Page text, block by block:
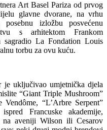
Art Basel Pariza od prvog
glavne dvorane, na vrhu
posebnu izložbu posvećenu
s arhitektom Frankom
La Fondation Louis
torbu za ovu kuću.
je uključivao umjetnička djela
“Giant Triple Mushroom”
“L’Arbre Serpent”
Francuske akademije,
na aveniji Wilson ili Cesarov